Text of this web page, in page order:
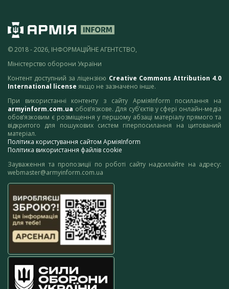
© 2018 - 2026, ІНФОРМАЦІЙНЕ АГЕНТСТВО,
Міністерство оборони України
Контент доступний за ліцензією Creative Commons Attribution 4.0
International license якщо не зазначено інше.
При використанні контенту з сайту АрміяInform посилання на
armyinform.com.ua обов’язкове. Для суб’єктів у сфері онлайн-медіа
обов’язковим є розміщення у першому абзаці матеріалу прямого та
відкритого для пошукових систем гіперпосилання на цитований
матеріал.
Політика користування сайтом АрміяInform
Політика використання файлів cookie
Зауваження та пропозиції по роботі сайту надсилайте на адресу:
webmaster@armyinform.com.ua